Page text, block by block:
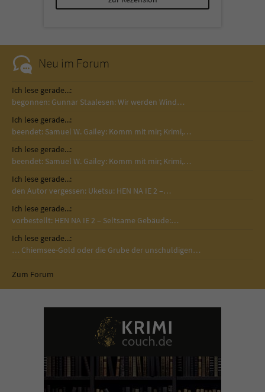
Neu im Forum
Ich lese gerade...:
begonnen: Gunnar Staalesen: Wir werden Wind…
Ich lese gerade...:
beendet: Samuel W. Gailey: Komm mit mir; Krimi,…
Ich lese gerade...:
beendet: Samuel W. Gailey: Komm mit mir; Krimi,…
Ich lese gerade...:
den Autor vergessen: Uketsu: HEN NA IE 2 –…
Ich lese gerade...:
vorbestellt: HEN NA IE 2 – Seltsame Gebäude:…
Ich lese gerade...:
… Chiemsee-Gold oder die Grube der unschuldigen…
Zum Forum
Sicherheitscode des Kontaktformulars zu